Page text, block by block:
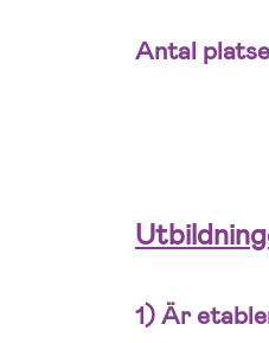
Antal
1) Är